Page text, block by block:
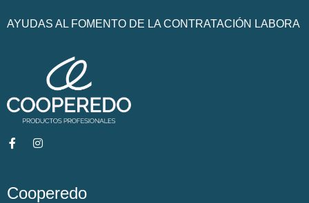
AYUDAS AL FOMENTO DE LA CONTRATACIÓN LABORA
Cooperedo